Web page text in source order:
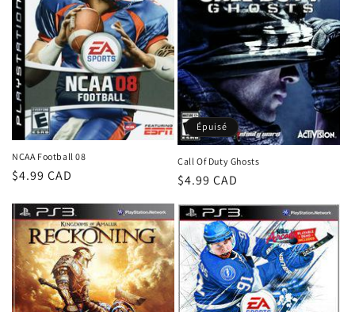
NCAA Football 08
Prix
$4.99 CAD
Épuisé
Call Of Duty Ghosts
Prix
$4.99 CAD